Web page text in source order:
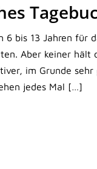
6 bis 13 Jahren für
Aber keiner
im Grunde
jedes Mal […]